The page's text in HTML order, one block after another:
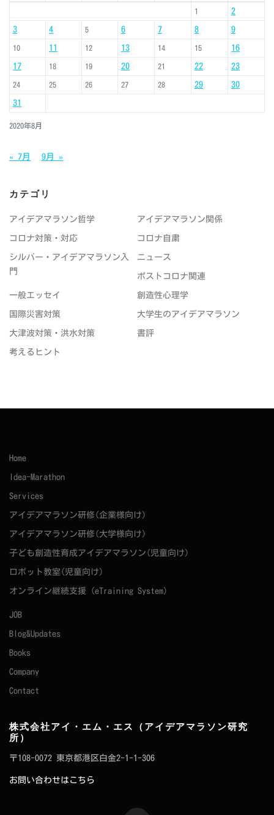
2020年8月
1 2
3 4 5 6 7 8 9
10 11 12 13 14 15 16
17 18 19 20 21 22 23
24 25 26 27 28 29 30
31
« 7月 9月 »
カテゴリ
アイデアマラソン哲学 アイデアマラソン関係
コロナ対策・対応 コロナ自粛
シルバー・アイデアマラソン入
門
ニュース
ポストコロナ関連
一般エッセイ 創造性心理学
国際災害対策 大学生のアイデアマラソン
大津波対策・洪水対策 書評
考えるヒント
Home
Idea-Marathon
Services
アイデアマラソン研修(企業様向け)
アイデアマラソン研修(大学様向け)
子ども創造性育成アイデアマラソン(児童向け)
ロボット教室(児童向け)
オンライン継続支援（eTraining System）
JOB
Blog&Updates
Books
Company
Contact
株式会社アイ・エム・エス（アイデアマラソン研究
所）
〒108-0072 東京都港区白金2-1-1-306
お問い合わせはこちら